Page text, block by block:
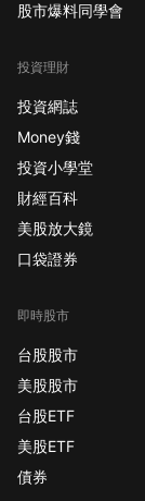
股市爆料同學會
投資理財
投資網誌
Money錢
投資小學堂
財經百科
美股放大鏡
口袋證券
即時股市
台股股市
美股股市
台股ETF
美股ETF
債券